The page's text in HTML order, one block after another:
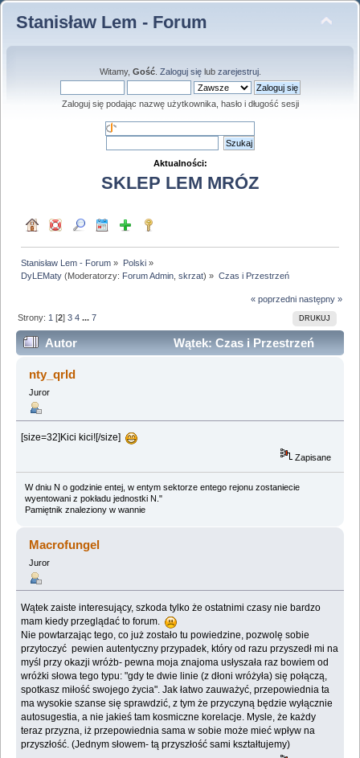
Stanisław Lem - Forum
Witamy, Gość. Zaloguj sięlub zarejestruj.
Zaloguj się podając nazwę użytkownika, hasło i długość sesji
Aktualności:
SKLEP LEM MRÓZ
Stanisław Lem - Forum » Polski»
DyLEMaty (Moderatorzy: Forum Admin ,skrzat) » Czas i Przestrzeń
« poprzedni następny »
DRUKUJ
Strony: 1 [2]3 4 ...7
Autor
Wątek: Czas i Przestrzeń
(Przeczytany 222103 razy)
nty_qrld
Juror
[size=32]Kici kici![/size]
Zapisane
W dniu N o godzinie entej, w entym sektorze entego rejonu zostaniecie
wyentowani z pokładu jednostki N."
Pamiętnik znaleziony w wannie
Macrofungel
Juror
Wątek zaiste interesujący, szkoda tylko że ostatnimi czasy nie bardzo
mam kiedy przeglądać to forum.
Nie powtarzając tego, co już zostało tu powiedzine, pozwolę sobie
przytoczyć pewien autentyczny przypadek, który od razu przyszedł mi na
myśl przy okazji wróżb- pewna moja znajoma usłyszała raz bowiem od
wróżki słowa tego typu: "gdy te dwie linie (z dłoni wróżyła) się połączą,
spotkasz miłość swojego życia". Jak łatwo zauważyć, przepowiednia ta
ma wysokie szanse się sprawdzić, z tym że przyczyną będzie wyłącznie
autosugestia, a nie jakieś tam kosmiczne korelacje. Mysle, że każdy
teraz przyzna, iż przepowiednia sama w sobie może mieć wpływ na
przyszłość. (Jednym słowem- tą przyszłość sami kształtujemy)